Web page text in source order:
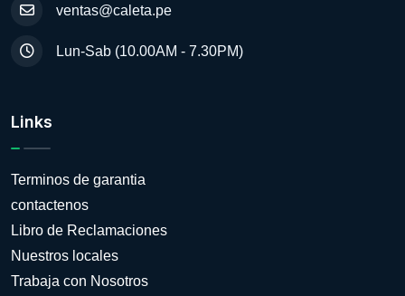
ventas@caleta.pe
Lun-Sab (10.00AM - 7.30PM)
Links
Terminos de garantia
contactenos
Libro de Reclamaciones
Nuestros locales
Trabaja con Nosotros